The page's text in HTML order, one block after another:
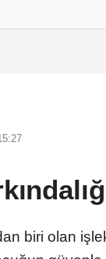
biri olan